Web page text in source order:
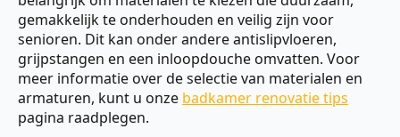
gemakkelijk te onderhouden en veilig zijn voor
senioren. Dit kan onder andere antislipvloeren,
grijpstangen en een inloopdouche omvatten. Voor
meer informatie over de selectie van materialen en
armaturen, kunt u onze badkamer renovatie tips
pagina raadplegen.